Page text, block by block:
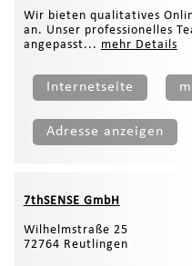
Wir bieten qualitatives
an. Unser professionelles
angepasst... mehr Details
Internetseite
Adresse anzeigen
7thSENSE GmbH
Wilhelmstraße 25
72764 Reutlingen